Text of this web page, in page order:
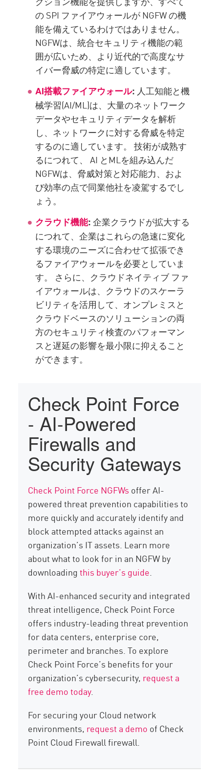
の SPI ファイアウォールが NGFW の機
能を備えているわけではありません。
NGFWは、統合セキュリティ機能の範
囲が広いため、より近代的で高度なサ
イバー脅威の特定に適しています。
AI搭載ファイアウォール: 人工知能と機
械学習(AI/ML)は、大量のネットワーク
データやセキュリティデータを解析
し、ネットワークに対する脅威を特定
するのに適しています。 技術が成熟す
るにつれて、 AI とMLを組み込んだ
NGFWは、脅威対策と対応能力、およ
び効率の点で同業他社を凌駕するでし
ょう。
クラウド機能:企業クラウドが拡大する
につれて、企業はこれらの急速に変化
する環境のニーズに合わせて拡張でき
るファイアウォールを必要としていま
す。 さらに、クラウドネイティブ ファ
イアウォールは、クラウドのスケーラ
ビリティを活用して、オンプレミスと
クラウドベースのソリューションの両
方のセキュリティ検査のパフォーマン
スと遅延の影響を最小限に抑えること
ができます。
Check Point Force
- AI-Powered
Firewalls and
Security Gateways
Check Point Force NGFWs offer AI-
powered threat prevention capabilities to
more quickly and accurately identify and
block attempted attacks against an
organization’s IT assets. Learn more
about what to look for in an NGFW by
downloadingthis buyer’s guide.
With AI-enhanced security and integrated
threat intelligence, Check Point Force
offers industry-leading threat prevention
for data centers, enterprise core,
perimeter and branches. To explore
Check Point Force’s benefits for your
organization’s cybersecurity, request a
free demo today.
For securing your Cloud network
environments, request a demo of Check
Point Cloud Firewall firewall.